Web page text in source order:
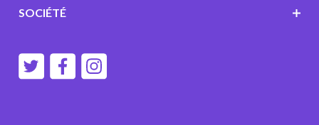
SOCIÉTÉ